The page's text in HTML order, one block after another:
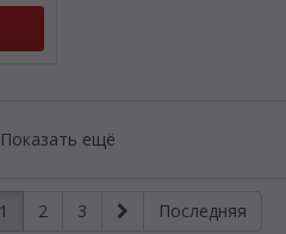
Показать ещё
1 2 3 Последняя